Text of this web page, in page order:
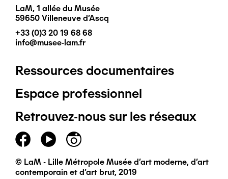
LaM, 1 allée du Musée
59650 Villeneuve d'Ascq
+33 (0)3 20 19 68 68
info@musee-lam.fr
Pied
de
page
principal
Ressources documentaires
Espace professionnel
Retrouvez-nous sur les réseaux
© LaM - Lille Métropole Musée d'art moderne, d'art
contemporain et d'art brut, 2019